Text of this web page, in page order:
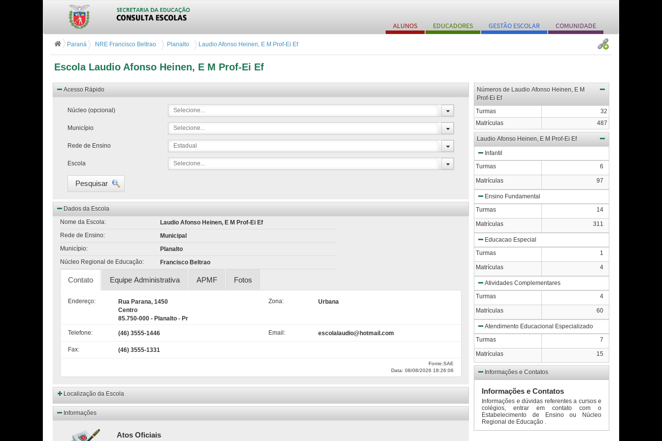
ALUNOS EDUCADORES GESTÃO ESCOLAR COMUNIDADE
Escola Laudio Afonso Heinen, E M Prof-Ei Ef
Paraná NRE Francisco Beltrao Planalto Laudio Afonso Heinen, E M Prof-Ei Ef
Acesso Rápido
Núcleo (opcional) Selecione...
Município Selecione...
Rede de Ensino Estadual
Escola Selecione...
Pesquisar
Dados da Escola
Nome da Escola:
Laudio Afonso Heinen, E M Prof-Ei Ef
Rede de Ensino:
Municipal
Município:
Planalto
Núcleo Regional de Educação:
Francisco Beltrao
Contato Equipe Administrativa APMF Fotos
Endereço:
Rua Parana, 1450
Centro
85.750-000 - Planalto - Pr
Zona: Urbana
Telefone: (46) 3555-1446 Email: escolalaudio@hotmail.com
Fax: (46) 3555-1331
Fonte:SAE
Data: 08/08/2026 18:26:06
Localização da Escola
Informações
Atos Oficiais
Números de Laudio Afonso Heinen, E M
Prof-Ei Ef
Turmas
32
Matrículas
487
Laudio Afonso Heinen, E M Prof-Ei Ef
Infantil
Turmas
6
Matrículas 97
Ensino Fundamental
Turmas
14
Matrículas 311
Educacao Especial
Turmas
1
Matrículas 4
Atividades Complementares
Turmas
4
Matrículas 60
Atendimento Educacional Especializado
Turmas
7
Matrículas 15
Informações e Contatos
Informações e Contatos
Informações e dúvidas referentes a cursos e
colégios, entrar em contato com o
Estabelecimento de Ensino ou Núcleo
Regional de Educação .